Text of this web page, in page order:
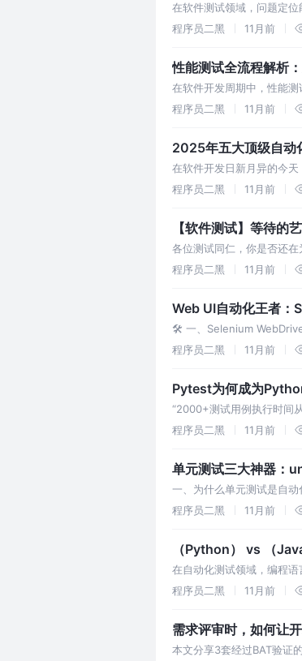
在软件测试领域，问题定
打，我逐渐发现，掌握了下
程序员二黑 11月前
性能测试全流程解析
在软件开发周期中，性能
据支持。本文将详细解析性
程序员二黑 11月前
2025年五大顶级自动
在软件开发日新月异的今
测试工具至关重要。本文
程序员二黑 11月前
【软件测试】等待的
各位测试同仁，你是否还
样的“魔法数字”？ 今天，
程序员二黑 11月前
Web UI自动化王者：
🛠️ 一、Selenium
API（如点击操作）。
程序员二黑 11月前
Pytest为何成为
“2000+测试用例执行时间
一、unittest之
程序员二黑 11月前
单元测试三大神器：
一、为什么单元测试是自
代码变更的安全网 ❌
程序员二黑 11月前
（Python） vs （
在自动化测试领域，编程
竟哪把"利剑"最适合你的测
程序员二黑 11月前
需求评审时，如何让
本文分享3套经过BAT验证